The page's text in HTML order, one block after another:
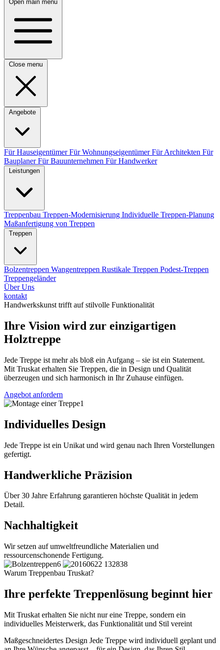
Open main menu
Close menu
Angebote
Für HauseigentümerFür WohnungseigentümerFür Architekten Für
BauplanerFür Bauunternehmen Für Handwerker
Leistungen
Treppenbau Treppen-Modernisierung Individuelle Treppen-Planung
Maßanfertigung von Treppen
Treppen
Bolzentreppen Wangentreppen Rustikale Treppen Podest-Treppen
Treppengeländer
Über Uns
kontakt
Handwerkskunst trifft auf stilvolle Funktionalität
Ihre Vision wird zur einzigartigen
Holztreppe
Jede Treppe ist mehr als bloß ein Aufgang – sie ist ein Statement.
Mit Truskat erhalten Sie Treppen, die in Design und Qualität
überzeugen und sich harmonisch in Ihr Zuhause einfügen.
Angebot anfordern
Individuelles Design
Jede Treppe ist ein Unikat und wird genau nach Ihren Vorstellungen
gefertigt.
Handwerkliche Präzision
Über 30 Jahre Erfahrung garantieren höchste Qualität in jedem
Detail.
Nachhaltigkeit
Wir setzen auf umweltfreundliche Materialien und
ressourcenschonende Fertigung.
Warum Treppenbau Truskat?
Ihre perfekte Treppenlösung beginnt hier
Mit Truskat erhalten Sie nicht nur eine Treppe, sondern ein
individuelles Meisterwerk, das Funktionalität und Stil vereint
Maßgeschneidertes Design Jede Treppe wird individuell geplant und